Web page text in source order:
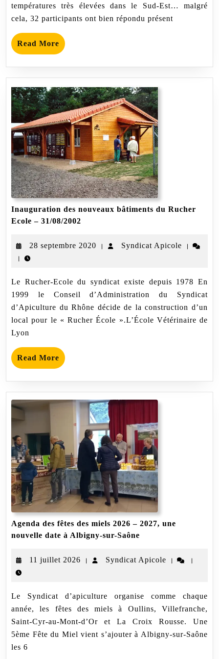
températures très élevées dans le Sud-Est… malgré
cela, 32 participants ont bien répondu présent
Read More Read
More
Inauguration des nouveaux bâtiments du Rucher
Ecole – 31/08/2002
bâtiments
–
31/08/2002
28 septembre 2020
28
| Syndicat Apicole
Syndicat
|
|
Le Rucher-Ecole du syndicat existe depuis 1978 En
1999 le Conseil d’Administration du Syndicat
d’Apiculture du Rhône décide de la construction d’un
local pour le « Rucher École ».L’École Vétérinaire de
Lyon
Read More Read
More
Agenda des fêtes des miels 2026 – 2027, une
nouvelle date à Albigny-sur-Saône
des
2027,
une
nouvelle
date
à
11 juillet 2026
11| Syndicat Apicole
Syndicat
| |
Le Syndicat d’apiculture organise comme chaque
année, les fêtes des miels à Oullins, Villefranche,
Saint-Cyr-au-Mont-d’Or et La Croix Rousse. Une
5ème Fête du Miel vient s’ajouter à Albigny-sur-Saône
les 6